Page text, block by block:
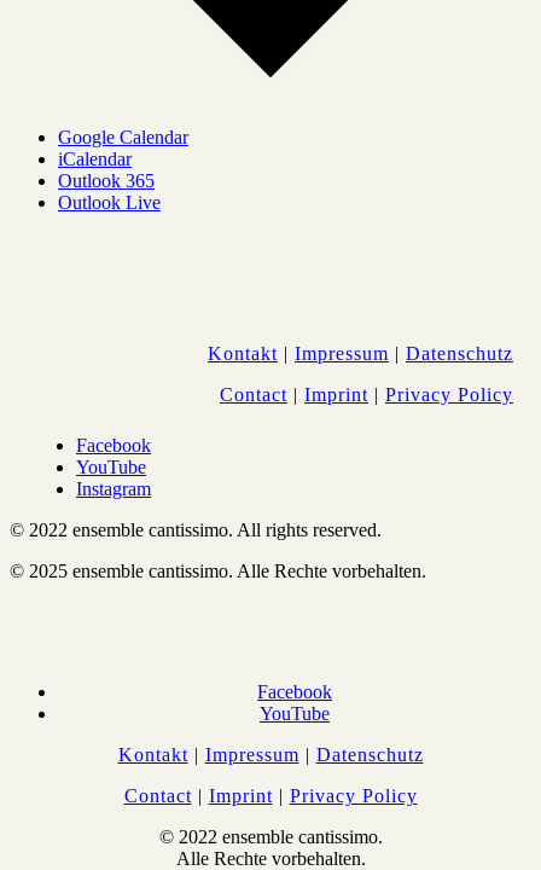
Google Calendar
iCalendar
Outlook 365
Outlook Live
Kontakt | Impressum | Datenschutz
Contact | Imprint | Privacy Policy
Facebook
YouTube
Instagram
© 2022 ensemble cantissimo. All rights reserved.
© 2025 ensemble cantissimo. Alle Rechte vorbehalten.
Facebook
YouTube
Kontakt | Impressum | Datenschutz
Contact | Imprint | Privacy Policy
© 2022 ensemble cantissimo.
Alle Rechte vorbehalten.